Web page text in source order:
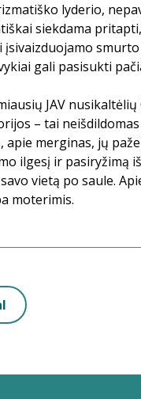
lyderio,
siekdama
įsivaizduojamo
gali pasisukti
JAV
– tai
apie merginas, jų
ilgesį ir pasiryžimą
vietą po saule.
moterimis.